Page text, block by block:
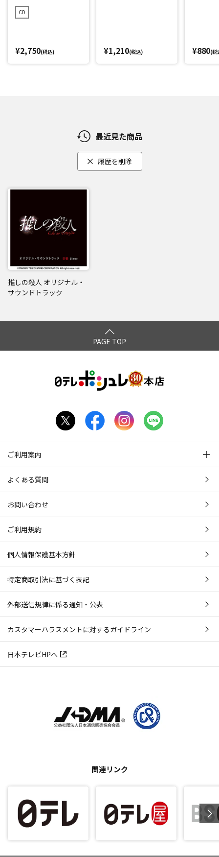
CD
¥2,750(税込) ¥1,210(税込) ¥880(税
最近見た商品
履歴を削除
推しの殺人 オリジナル・
サウンドトラック
PAGE TOP
ご利用案内
よくある質問
お問い合わせ
ご利用規約
個人情報保護基本方針
特定商取引法に基づく表記
外部送信規律に係る通知・公表
カスタマーハラスメントに対するガイドライン
日本テレビHPへ
関連リンク